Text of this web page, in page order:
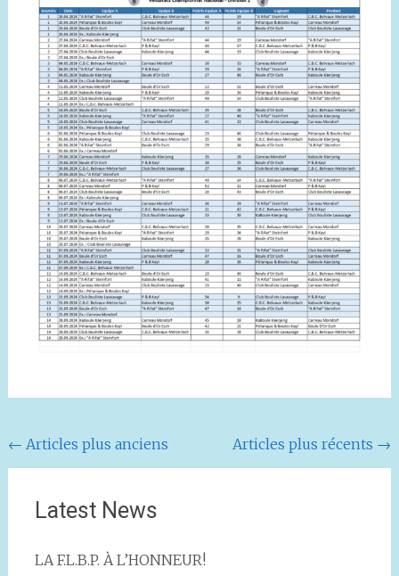
Navigation
au
sein
articles
← Articles plus anciens Articles plus récents →
Latest News
LA F.L.B.P. À L’HONNEUR!